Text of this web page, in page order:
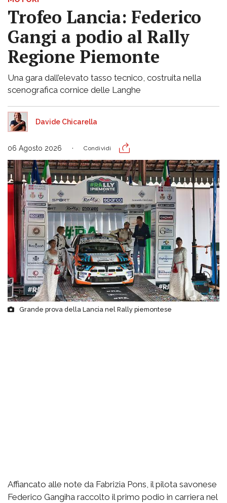
Trofeo Lancia: Federico
Gangi a podio al Rally
Regione Piemonte
Una gara dall’elevato tasso tecnico, costruita nella
scenografica cornice delle Langhe
Davide Chicarella
06 Agosto 2026 Condividi
Grande prova della Lancia nel Rally piemontese
Affiancato alle note da Fabrizia Pons, il pilota savonese
Federico Gangiha raccolto il primo podio in carriera nel